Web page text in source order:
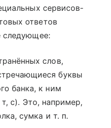
сервисов-
ответов
следующее:
слов,
буквы
банка, к ним
с). Это, например,
сумка и т. п.